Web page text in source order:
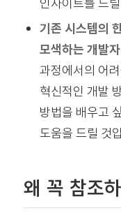
인사이트를 드
기존 시스템의
모색하는 개발
과정에서의 어
혁신적인 개발
방법을 배우고
도움을 드릴 것
왜 꼭 참조